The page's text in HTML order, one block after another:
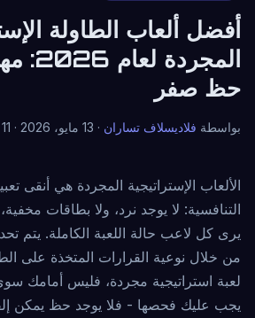
أفضل ألعاب الطاولة
حظ صفر
بواسطة فلاديسلاف تساران· 13 مايو، 2026 · 11 دقيقة للقراءة
الألعاب الإستراتيجية المجردة هي أنقى
التنافسية: لا يوجد نرد، ولا بطاقات
يرى كل لاعب حالة اللعبة الكاملة. يتم
من خلال نوعية القرارات المتخذة على
لعبة استراتيجية مجردة، فليس أمامك
يجب عليك فحصها - فلا يوجد حظ يمكن